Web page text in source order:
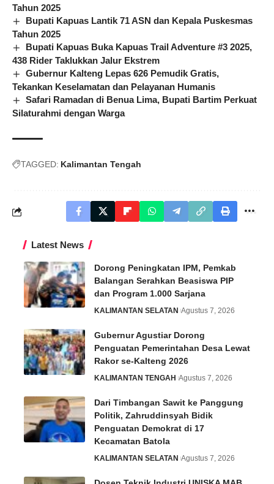
Tahun 2025
Bupati Kapuas Lantik 71 ASN dan Kepala Puskesmas
Tahun 2025
Bupati Kapuas Buka Kapuas Trail Adventure #3 2025,
438 Rider Taklukkan Jalur Ekstrem
Gubernur Kalteng Lepas 626 Pemudik Gratis,
Tekankan Keselamatan dan Pelayanan Humanis
Safari Ramadan di Benua Lima, Bupati Bartim Perkuat
Silaturahmi dengan Warga
TAGGED: Kalimantan Tengah
Latest News
Dorong Peningkatan IPM, Pemkab
Balangan Serahkan Beasiswa PIP
dan Program 1.000 Sarjana
KALIMANTAN SELATAN Agustus 7, 2026
Gubernur Agustiar Dorong
Penguatan Pemerintahan Desa Lewat
Rakor se-Kalteng 2026
KALIMANTAN TENGAH Agustus 7, 2026
Dari Timbangan Sawit ke Panggung
Politik, Zahruddinsyah Bidik
Penguatan Demokrat di 17
Kecamatan Batola
KALIMANTAN SELATAN Agustus 7, 2026